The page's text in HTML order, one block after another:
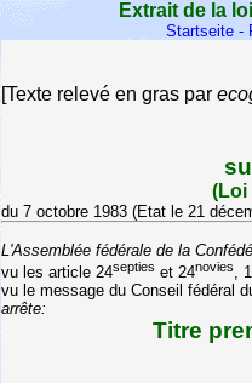
Extrait de la
Startseite -
[Texte relevé en gras par
(Loi
du 7 octobre 1983 (Etat le 21
L'Assemblée fédérale de la
vu les article 24septies et 24novies, 1
vu le message du Conseil fédéral
arrête:
Titre